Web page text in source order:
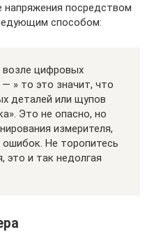
напряжения посредством
способом:
возле цифровых
» то это значит, что
деталей или щупов
Это не опасно, но
измерителя,
Не торопитесь
это и так недолгая